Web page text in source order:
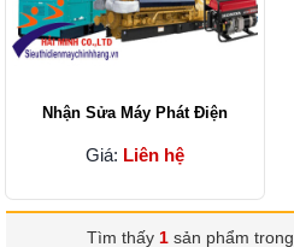
Nhận Sửa Máy Phát Điện
Giá: Liên hệ
Tìm thấy 1sản phẩm trong